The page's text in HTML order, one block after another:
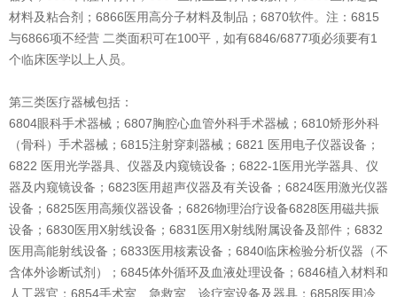
材料及粘合剂；6866医用高分子材料及制品；6870软件。注：6815
与6866项不经营 二类面积可在100平，如有6846/6877项必须要有1
个临床医学以上人员。
第三类医疗器械包括：
6804眼科手术器械；6807胸腔心血管外科手术器械；6810矫形外科
（骨科）手术器械；6815注射穿刺器械；6821 医用电子仪器设备；
6822 医用光学器具、仪器及内窥镜设备；6822-1医用光学器具、仪
器及内窥镜设备；6823医用超声仪器及有关设备；6824医用激光仪器
设备；6825医用高频仪器设备；6826物理治疗设备6828医用磁共振
设备；6830医用X射线设备；6831医用X射线附属设备及部件；6832
医用高能射线设备；6833医用核素设备；6840临床检验分析仪器（不
含体外诊断试剂）；6845体外循环及血液处理设备；6846植入材料和
人工器官；6854手术室、急救室、诊疗室设备及器具；6858医用冷